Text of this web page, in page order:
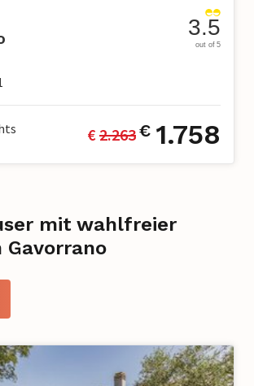
3.5
out of 5
€ 2.263€ 1.758
mit wahlfreier
Gavorrano